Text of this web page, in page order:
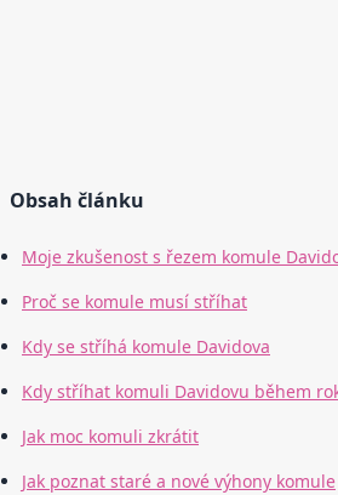
Obsah článku
Moje zkušenost s řezem komule
Proč se komule musí stříhat
Kdy se stříhá komule Davidova
Kdy stříhat komuli Davidovu během
Jak moc komuli zkrátit
Jak poznat staré a nové výhony komule